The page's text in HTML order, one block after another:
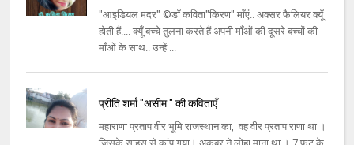
"आइडियल मदर" ©डॉ कविता"किरण" माँएं.. अक्सर फैलियर क्यूँ
होती हैं.... क्यूँ बच्चे तुलना करते हैं अपनी माँओं की दूसरे बच्चों की
माँओं के साथ.. उन्हें ...
प्रीति शर्मा "असीम " की कविताएँ
महाराणा प्रताप वीर भूमि राजस्थान का, वह वीर प्रताप राणा था ।